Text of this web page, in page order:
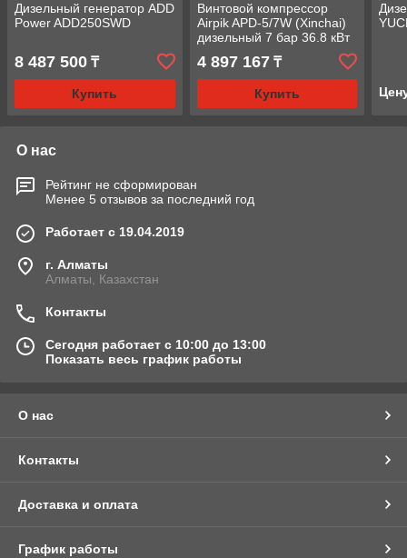
Дизельный генератор ADD
Power ADD250SWD
8 487 500 ₸
Купить
Винтовой компрессор
Airpik APD-5/7W (Xinchai)
дизельный 7 бар 36.8 кВт
4 897 167₸
Купить
О нас
Рейтинг не сформирован
Менее 5 отзывов за последний год
Работает с 19.04.2019
г. Алматы
Алматы, Казахстан
Контакты
Сегодня работает с 10:00 до 13:00
Показать весь график работы
О нас
Контакты
Доставка и оплата
График работы